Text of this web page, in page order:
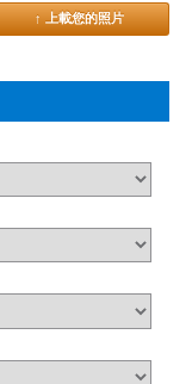
↑ 上載您的照片